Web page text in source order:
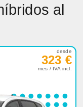
al
desde
323 €
mes / IVA incl.